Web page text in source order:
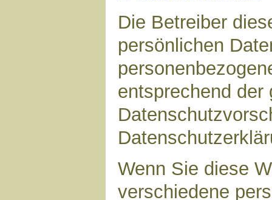
Die Betreiber
persönlichen
entsprechend der
Wenn Sie diese
verschiedene